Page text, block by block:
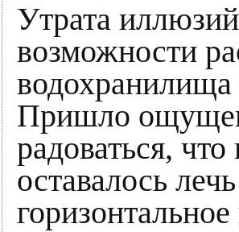
Утрата
возможности
водохранилища
Пришло
радоваться,
оставалось